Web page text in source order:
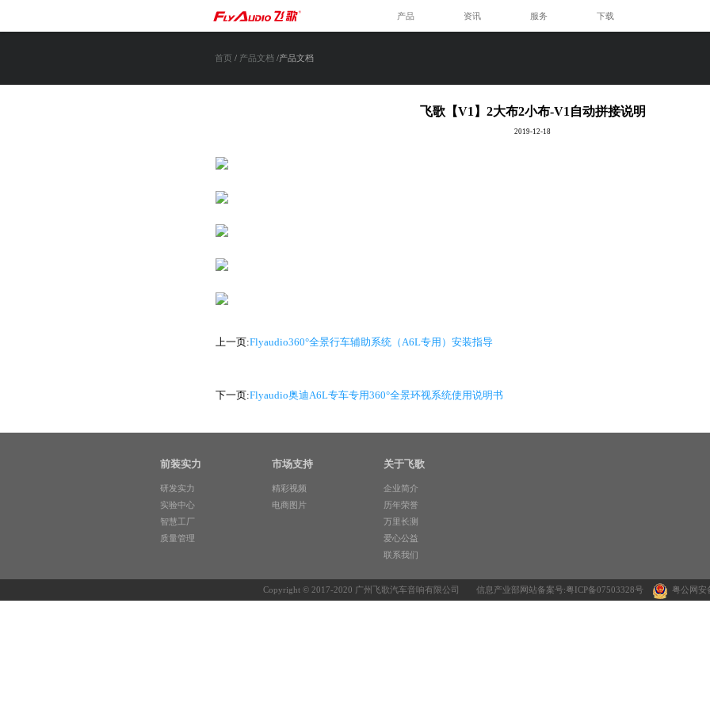
产品 资讯 服务 下载
31个省市自治区
我们就在您的身边
首页 / 产品文档 /产品文档
飞歌【V1】2大布2小布-V1自动拼接说明
2019-12-18
上一页:Flyaudio360°全景行车辅助系统（A6L专用）安装指导
下一页:Flyaudio奥迪A6L专车专用360°全景环视系统使用说明书
前装实力
研发实力
实验中心
智慧工厂
质量管理
市场支持
精彩视频
电商图片
关于飞歌
企业简介
历年荣誉
万里长测
爱心公益
联系我们
Copyright © 2017-2020 广州飞歌汽车音响有限公司 信息产业部网站备案号:粤ICP备07503328号 粤公网安